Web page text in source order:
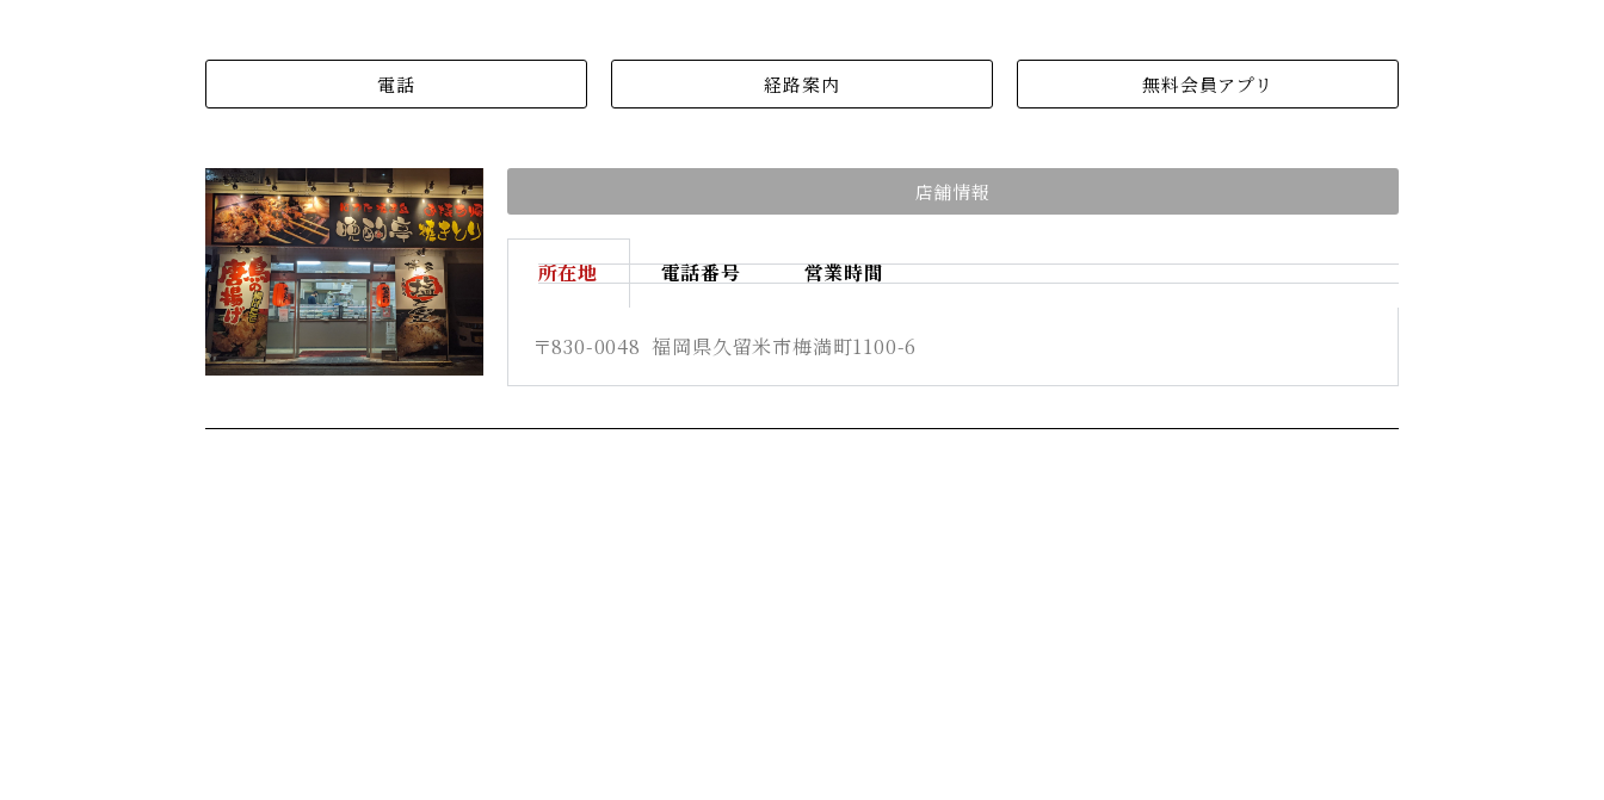
電話 経路案内 無料会員アプリ
店舗情報
所在地 電話番号 営業時間
〒830-0048 福岡県久留米市梅満町1100-6